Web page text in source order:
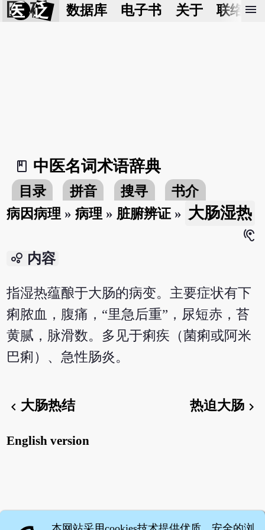
医 砭 数据库 电子书 关于 联络我
menu
book_2
中医名词术语辞典
目录 拼音 搜寻
书介
病因病理 »病理 » 脏腑辨证 » 大肠湿热
hearing
bubble_chart 内容
指湿热蕴酿于大肠的病变。主要症状有下
痢脓血，腹痛，“里急后重”，尿短赤，苔
黄腻，脉滑数。多见于痢疾（菌痢或阿米
巴痢）、急性肠炎。
chevron_left大肠热结 热迫大肠chevron_right
English version